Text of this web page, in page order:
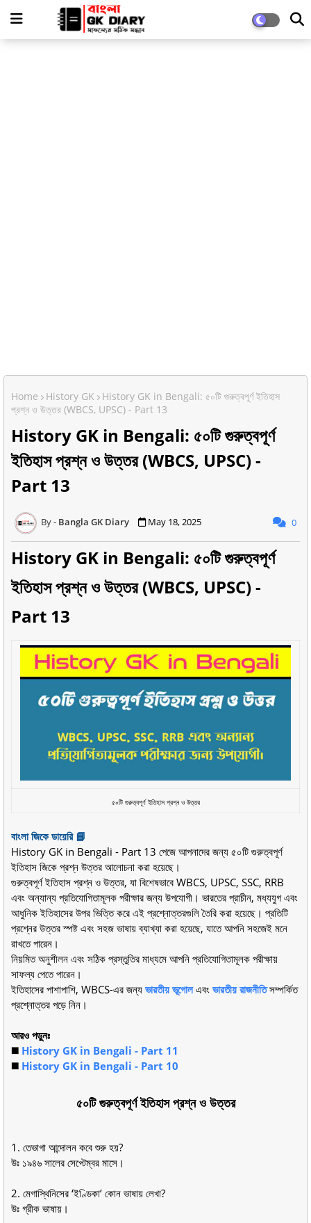
Home History GK
History GK in Bengali: ৫০টি গুরুত্বপূর্ণ ইতিহাস
প্রশ্ন ও উত্তর (WBCS, UPSC) - Part 13
History GK in Bengali: ৫০টি গুরুত্বপূর্ণ
ইতিহাস প্রশ্ন ও উত্তর (WBCS, UPSC) -
Part 13
Bangla GK Diary May 18, 2025 0
History GK in Bengali: ৫০টি গুরুত্বপূর্ণ
ইতিহাস প্রশ্ন ও উত্তর (WBCS, UPSC) -
Part 13
৫০টি গুরুত্বপূর্ণ ইতিহাস প্রশ্ন ও উত্তর
বাংলা জিকে ডায়েরি 📘
History GK in Bengali - Part 13 পেজে আপনাদের জন্য ৫০টি গুরুত্বপূর্ণ
ইতিহাস জিকে প্রশ্ন উত্তর আলোচনা করা হয়েছে।
গুরুত্বপূর্ণ ইতিহাস প্রশ্ন ও উত্তর, যা বিশেষভাবে WBCS, UPSC, SSC, RRB
এবং অন্যান্য প্রতিযোগিতামূলক পরীক্ষার জন্য উপযোগী। ভারতের প্রাচীন, মধ্যযুগ এবং
আধুনিক ইতিহাসের উপর ভিত্তি করে এই প্রশ্নোত্তরগুলি তৈরি করা হয়েছে। প্রতিটি
প্রশ্নের উত্তর স্পষ্ট এবং সহজ ভাষায় ব্যাখ্যা করা হয়েছে, যাতে আপনি সহজেই মনে
রাখতে পারেন।
নিয়মিত অনুশীলন এবং সঠিক প্রস্তুতির মাধ্যমে আপনি প্রতিযোগিতামূলক পরীক্ষায়
সাফল্য পেতে পারেন।
ইতিহাসের পাশাপাশি, WBCS-এর জন্য ভারতীয় ভূগোলএবং ভারতীয় রাজনীতিসম্পর্কিত
প্রশ্নোত্তর পড়ে নিন।
আরও পড়ুনঃ
◼️ History GK in Bengali - Part 11
◼️ History GK in Bengali - Part 10
৫০টি গুরুত্বপূর্ণ ইতিহাস প্রশ্ন ও উত্তর
1. তেভাগা আন্দোলন কবে শুরু হয়?
উঃ ১৯৪৬ সালের সেপ্টেম্বর মাসে।
2. মেগাস্থিনিসের ‘ইণ্ডিকা’ কোন ভাষায় লেখা?
উঃ গ্রীক ভাষায়।